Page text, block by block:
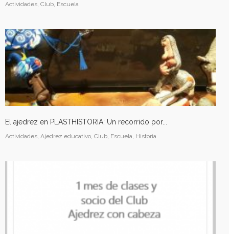
Actividades, Club, Escuela
El ajedrez en PLASTHISTORIA: Un recorrido por...
Actividades, Ajedrez educativo, Club, Escuela, Historia